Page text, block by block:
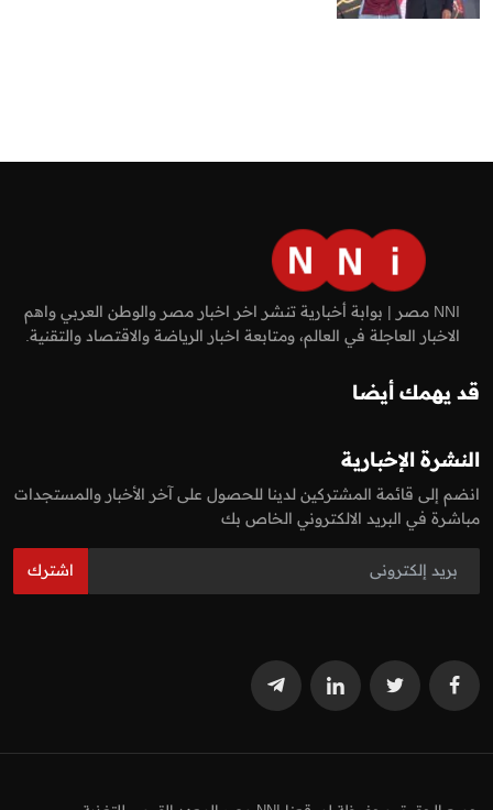
NNI مصر | بوابة أخبارية تنشر اخر اخبار مصر والوطن العربي واهم
الاخبار العاجلة في العالم، ومتابعة اخبار الرياضة والاقتصاد والتقنية.
قد يهمك أيضا
النشرة الإخبارية
انضم إلى قائمة المشتركين لدينا للحصول على آخر الأخبار والمستجدات
مباشرة في البريد الالكتروني الخاص بك
اشترك